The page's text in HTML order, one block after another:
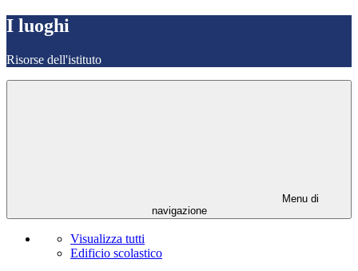
I luoghi
Risorse dell'istituto
Menu di
navigazione
Visualizza tutti
Edificio scolastico